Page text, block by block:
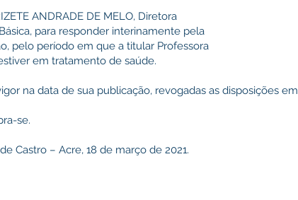
ANDRADE DE MELO, Diretora
para responder interinamente pela
pelo período em que a titular Professora
em tratamento de saúde.
na data de sua publicação, revogadas as disposições
se.
Castro – Acre, 18 de março de 2021.